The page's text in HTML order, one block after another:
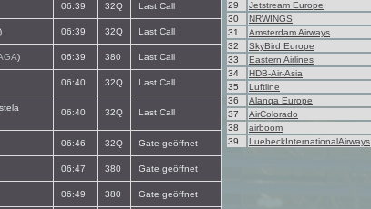
06:39 32Q Last Call
) 06:39 32Q Last Call
) 06:39 380 Last Call
06:40 32Q Last Call
06:40 32Q Last Call
06:46 32Q Gate geöffnet
06:47 380 Gate geöffnet
06:49 380 Gate geöffnet
29
Jetstream Europe
30
NRWINGS
31
Amsterdam Airways
32
SkyBird Europe
33
Eastern Airlines
34
HDB-Air-Asia
35
Luftline
36
Alanqa Europe
37
AirColorado
38
airboom
39
LuebeckInternationalAirways